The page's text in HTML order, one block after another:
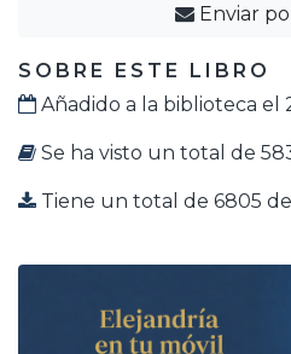
Enviar
SOBRE ESTE LIBRO
Añadido a la biblioteca el
Se ha visto un total de
Tiene un total de 6805